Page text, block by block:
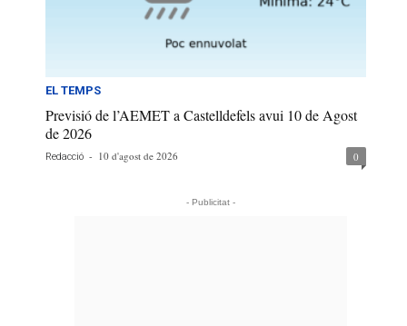
EL TEMPS
Previsió de l’AEMET a Castelldefels avui 10 de Agost
de 2026
Redacció - 10 d'agost de 2026 0
- Publicitat -